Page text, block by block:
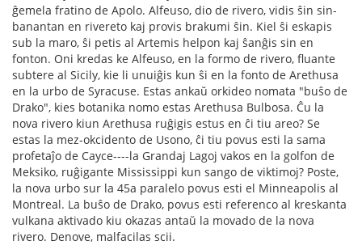
ĝemela fratino de Apolo. Alfeuso, dio de rivero, vidis ŝin sin-
banantan en rivereto kaj provis brakumi ŝin. Kiel ŝi eskapis
sub la maro, ŝi petis al Artemis helpon kaj ŝanĝis sin en
fonton. Oni kredas ke Alfeuso, en la formo de rivero, fluante
subtere al Sicily, kie li unuiĝis kun ŝi en la fonto de Arethusa
en la urbo de Syracuse. Estas ankaŭ orkideo nomata "buŝo de
Drako", kies botanika nomo estas Arethusa Bulbosa. Ĉu la
nova rivero kiun Arethusa ruĝigis estus en ĉi tiu areo? Se
estas la mez-okcidento de Usono, ĉi tiu povus esti la sama
profetaĵo de Cayce----la Grandaj Lagoj vakos en la golfon de
Meksiko, ruĝigante Mississippi kun sango de viktimoj? Poste,
la nova urbo sur la 45a paralelo povus esti el Minneapolis al
Montreal. La buŝo de Drako, povus esti referenco al kreskanta
vulkana aktivado kiu okazas antaŭ la movado de la nova
rivero. Denove, malfacilas scii.